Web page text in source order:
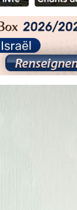
5 jours de
WhatsApp